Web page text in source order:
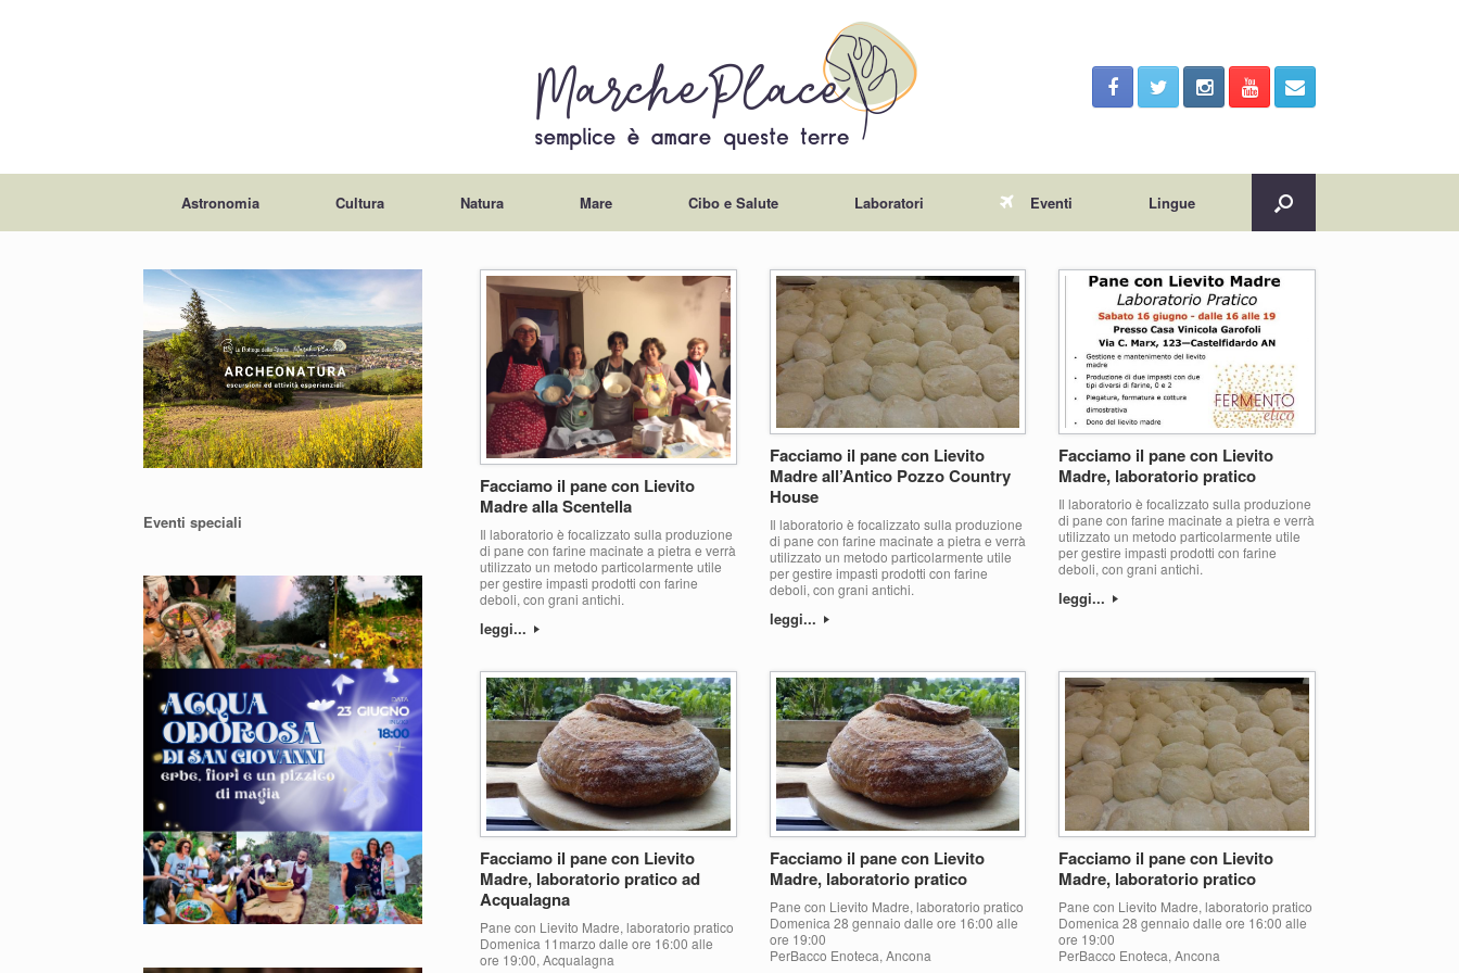
Astronomia Cultura Natura Mare Cibo e Salute Laboratori Eventi Lingue
Facciamo il pane con Lievito
Madre alla Scentella
Il laboratorio è focalizzato sulla produzione
di pane con farine macinate a pietra e verrà
utilizzato un metodo particolarmente utile
per gestire impasti prodotti con farine
deboli, con grani antichi.
leggi...
Facciamo il pane con Lievito
Madre all’Antico Pozzo Country
House
Il laboratorio è focalizzato sulla produzione
di pane con farine macinate a pietra e verrà
utilizzato un metodo particolarmente utile
per gestire impasti prodotti con farine
deboli, con grani antichi.
leggi...
Facciamo il pane con Lievito
Madre, laboratorio pratico
Il laboratorio è focalizzato sulla produzione
di pane con farine macinate a pietra e verrà
utilizzato un metodo particolarmente utile
per gestire impasti prodotti con farine
deboli, con grani antichi.
leggi...
Facciamo il pane con Lievito
Madre, laboratorio pratico ad
Acqualagna
Pane con Lievito Madre, laboratorio pratico
Domenica 11marzo dalle ore 16:00 alle
ore 19:00, Acqualagna
Facciamo il pane con Lievito
Madre, laboratorio pratico
Pane con Lievito Madre, laboratorio pratico
Domenica 28 gennaio dalle ore 16:00 alle
ore 19:00
PerBacco Enoteca, Ancona
Facciamo il pane con Lievito
Madre, laboratorio pratico
Pane con Lievito Madre, laboratorio pratico
Domenica 28 gennaio dalle ore 16:00 alle
ore 19:00
PerBacco Enoteca, Ancona
Eventi speciali